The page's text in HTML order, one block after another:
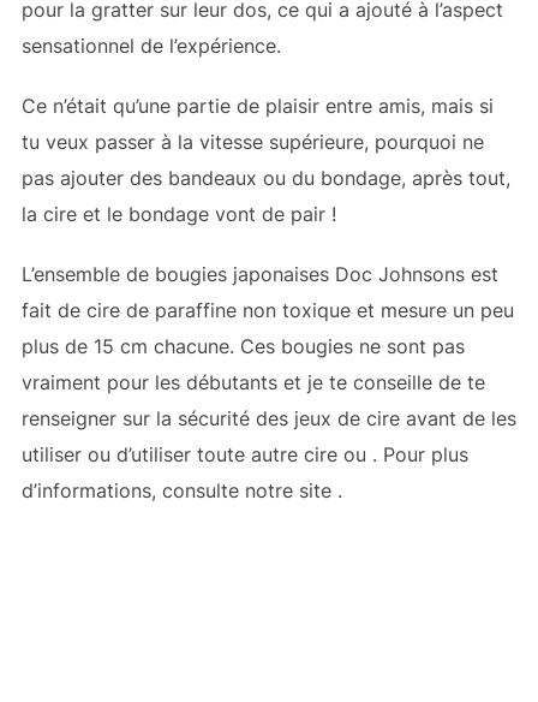
pour la gratter sur leur dos, ce qui a ajouté à l’aspect
sensationnel de l’expérience.
Ce n’était qu’une partie de plaisir entre amis, mais si
tu veux passer à la vitesse supérieure, pourquoi ne
pas ajouter des bandeaux ou du bondage, après tout,
la cire et le bondage vont de pair !
L’ensemble de bougies japonaises Doc Johnsons est
fait de cire de paraffine non toxique et mesure un peu
plus de 15 cm chacune. Ces bougies ne sont pas
vraiment pour les débutants et je te conseille de te
renseigner sur la sécurité des jeux de cire avant de les
utiliser ou d’utiliser toute autre cire ou . Pour plus
d’informations, consulte notre site .